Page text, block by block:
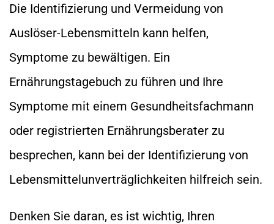
Die Identifizierung und Vermeidung von
Auslöser-Lebensmitteln kann helfen,
Symptome zu bewältigen. Ein
Ernährungstagebuch zu führen und Ihre
Symptome mit einem Gesundheitsfachmann
oder registrierten Ernährungsberater zu
besprechen, kann bei der Identifizierung von
Lebensmittelunverträglichkeiten hilfreich sein.
Denken Sie daran, es ist wichtig, Ihren